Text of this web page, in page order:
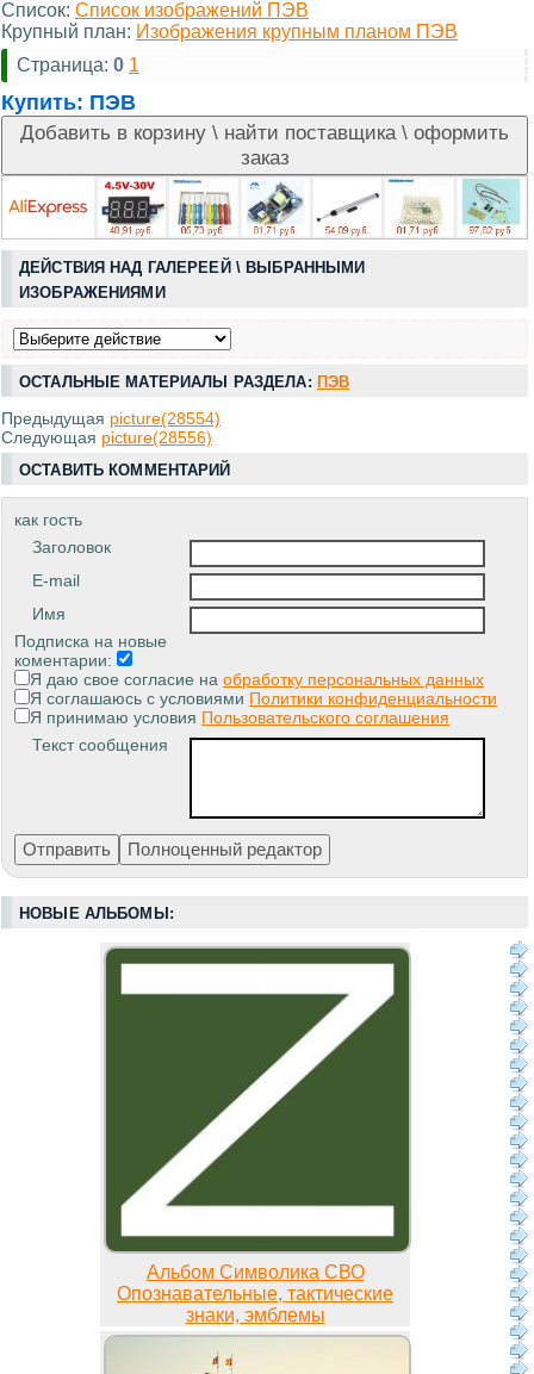
Список: Список изображений ПЭВ
Крупный план: Изображения крупным планом ПЭВ
Страница: 0 1
Купить: ПЭВ
ДЕЙСТВИЯ НАД ГАЛЕРЕЕЙ \ ВЫБРАННЫМИ
ИЗОБРАЖЕНИЯМИ
ОСТАЛЬНЫЕ МАТЕРИАЛЫ РАЗДЕЛА: ПЭВ
Предыдущая picture(28554)
Следующая picture(28556)
ОСТАВИТЬ КОММЕНТАРИЙ
как гость
Заголовок
E-mail
Имя
Подписка на новые
коментарии:
Я даю свое согласие на обработку персональных данных
Я соглашаюсь с условиями Политики конфиденциальности
Я принимаю условия Пользовательского соглашения
Текст сообщения
НОВЫЕ АЛЬБОМЫ:
Альбом Символика СВО
Опознавательные, тактические
знаки, эмблемы